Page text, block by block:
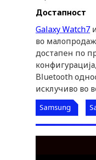
Достапност
Galaxy Watch7
во
достапен по
Bluetooth
исклучиво во
Samsung